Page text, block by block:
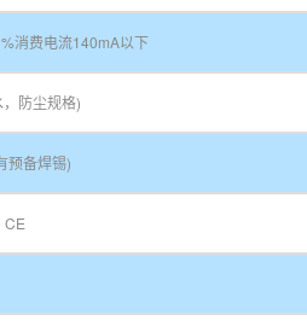
消费电流140mA以下
防尘规格)
预备焊锡)
CE